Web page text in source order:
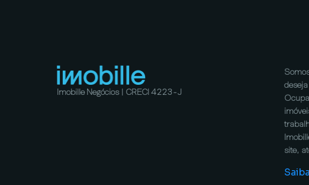
Imobille Negócios | CRECI 4223-J
site,